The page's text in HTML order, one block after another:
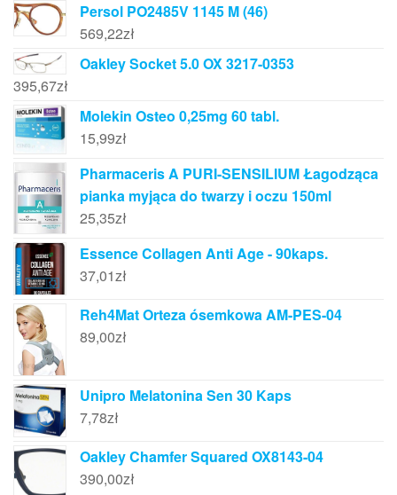
Persol PO2485V 1145 M (46)
569,22zł
Oakley Socket 5.0 OX 3217-0353
395,67zł
Molekin Osteo 0,25mg 60 tabl.
15,99zł
Pharmaceris A PURI-SENSILIUM Łagodząca
pianka myjąca do twarzy i oczu 150ml
25,35zł
Essence Collagen Anti Age - 90kaps.
37,01zł
Reh4Mat Orteza ósemkowa AM-PES-04
89,00zł
Unipro Melatonina Sen 30 Kaps
7,78zł
Oakley Chamfer Squared OX8143-04
390,00zł